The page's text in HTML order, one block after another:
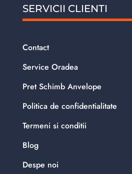
SERVICII CLIENTI
Contact
Service Oradea
Pret Schimb Anvelope
Politica de confidentialitate
Termeni si conditii
Blog
Despe noi